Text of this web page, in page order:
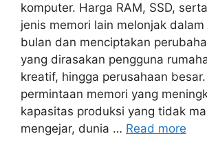
komputer. Harga RAM, SSD,
jenis memori lain melonjak
bulan dan menciptakan
yang dirasakan pengguna
kreatif, hingga perusahaan
permintaan memori yang
kapasitas produksi yang tidak
mengejar, dunia … Read more